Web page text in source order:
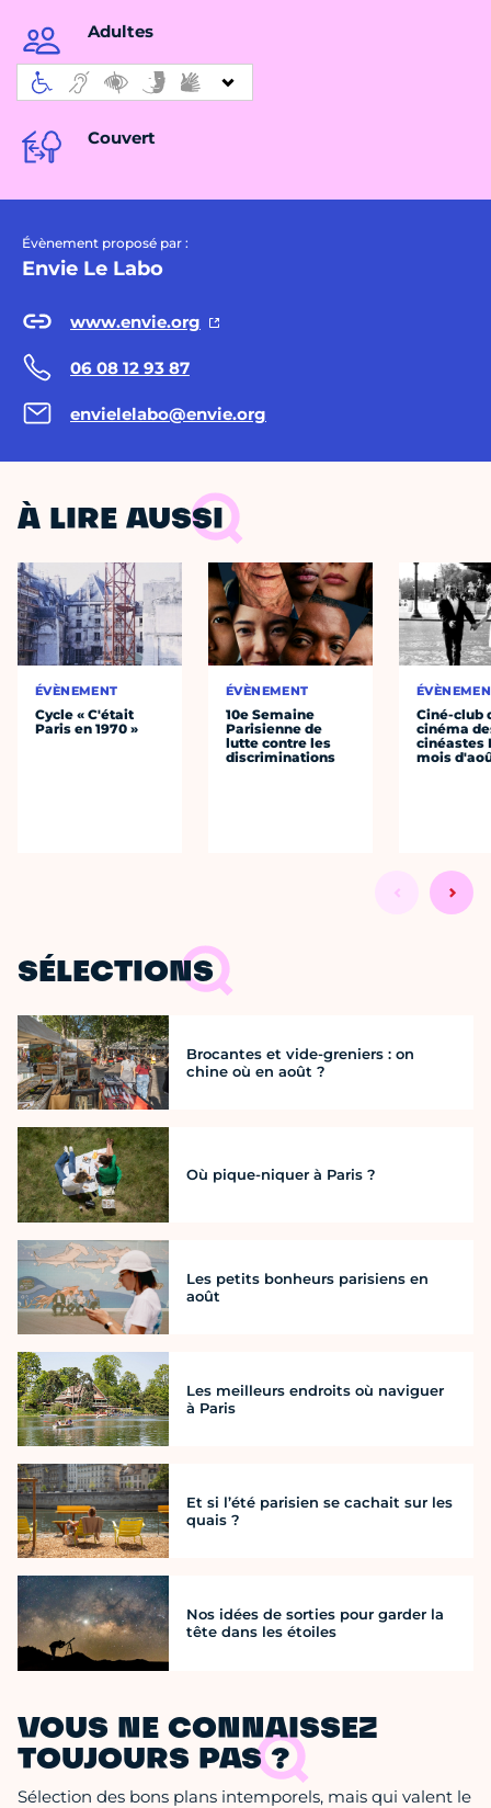
Adultes
Couvert
Évènement proposé par :
Envie Le Labo
www.envie.org
06 08 12 93 87
envielelabo@envie.org
À LIRE AUSSI
ÉVÈNEMENT
Cycle « C'était
Paris en 1970 »
ÉVÈNEMENT
10e Semaine
Parisienne de
lutte contre les
discriminations
Ciné-club
cinéma
cinéastes
mois
SÉLECTIONS
Brocantes et vide-greniers : on
chine où en août ?
Où pique-niquer à Paris ?
Les petits bonheurs parisiens en
août
Les meilleurs endroits où naviguer
à Paris
Et si l’été parisien se cachait sur les
quais ?
Nos idées de sorties pour garder la
tête dans les étoiles
VOUS NE CONNAISSEZ
TOUJOURS PAS ?
Sélection des bons plans intemporels, mais qui valent le